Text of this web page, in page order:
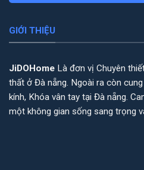
GIỚI THIỆU
JiDOHome Là đơn vị Chuyên
thất ở Đà nẵng. Ngoài ra còn
kính, Khóa vân tay tại Đà nẵng.
một không gian sống sang trọng